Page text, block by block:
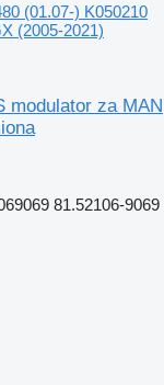
(01.07-) K050210
(2005-2021)
modulator za MAN
81.52106-9069